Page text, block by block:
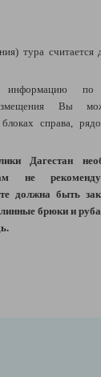
тура считается
по
Вы
справа,
Дагестан
не
должна быть
брюки и